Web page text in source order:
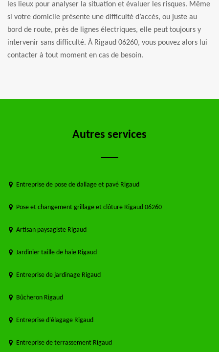
les lieux pour analyser la situation et évaluer les risques. Même
si votre domicile présente une difficulté d’accès, ou juste au
bord de route, près de lignes électriques, elle peut toujours y
intervenir sans difficulté. À Rigaud 06260, vous pouvez alors lui
contacter à tout moment en cas de besoin.
Autres services
Entreprise de pose de dallage et pavé Rigaud
Pose et changement grillage et clôture Rigaud 06260
Artisan paysagiste Rigaud
Jardinier taille de haie Rigaud
Entreprise de jardinage Rigaud
Bûcheron Rigaud
Entreprise d'élagage Rigaud
Entreprise de terrassement Rigaud